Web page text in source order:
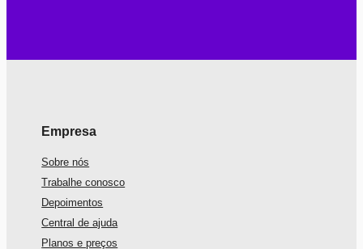
Empresa
Sobre nós
Trabalhe conosco
Depoimentos
Central de ajuda
Planos e preços